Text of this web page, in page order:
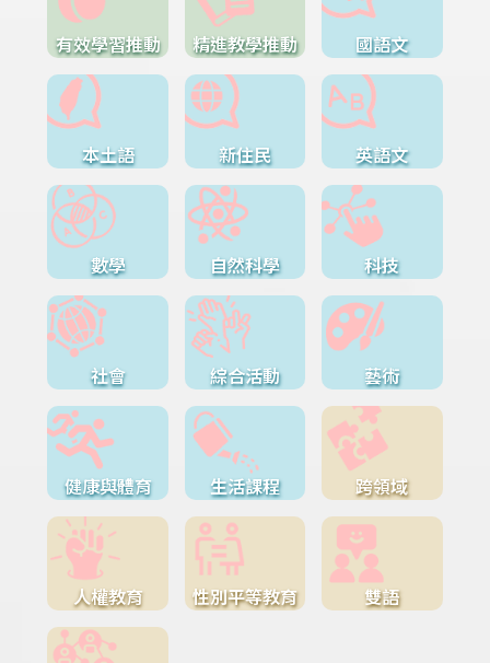
有效學習推動 精進教學推動 國語文
本土語 新住民 英語文
數學 自然科學 科技
社會 綜合活動 藝術
健康與體育 生活課程 跨領域
人權教育 性別平等教育 雙語